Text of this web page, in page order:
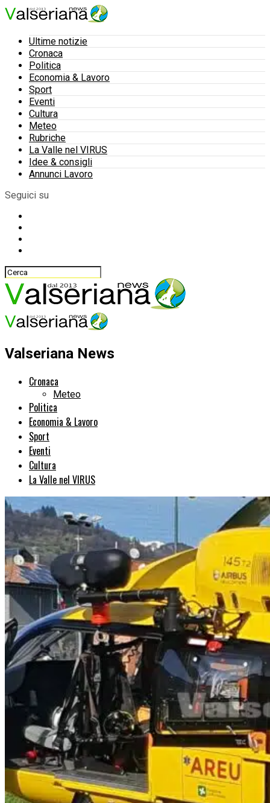
Ultime notizie
Cronaca
Politica
Economia & Lavoro
Sport
Eventi
Cultura
Meteo
Rubriche
La Valle nel VIRUS
Idee & consigli
Annunci Lavoro
Seguici su
Valseriana News
Cronaca
Meteo
Politica
Economia & Lavoro
Sport
Eventi
Cultura
La Valle nel VIRUS